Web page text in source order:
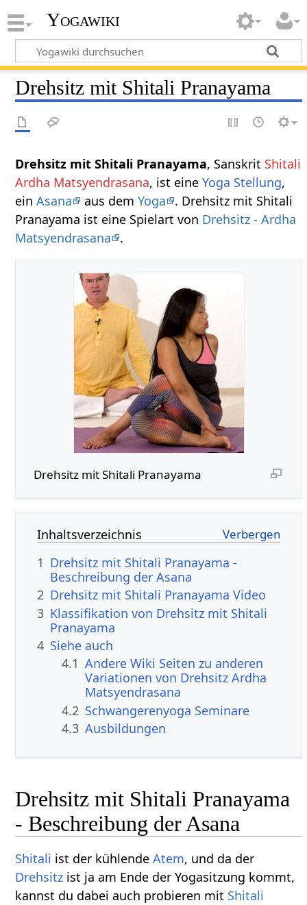
Yogawiki
Drehsitz mit Shitali Pranayama
Drehsitz mit Shitali Pranayama, Sanskrit Shitali
Ardha Matsyendrasana, ist eineYoga Stellung,
einAsana aus demYoga
. Drehsitz mit Shitali
Pranayama ist eine Spielart von Drehsitz - Ardha
Matsyendrasana
.
Drehsitz mit Shitali Pranayama
Inhaltsverzeichnis
1 Drehsitz mit Shitali Pranayama -
Beschreibung der Asana
2 Drehsitz mit Shitali Pranayama Video
3 Klassifikation von Drehsitz mit Shitali
Pranayama
4 Siehe auch
4.1 Andere Wiki Seiten zu anderen
Variationen von Drehsitz Ardha
Matsyendrasana
4.2 Schwangerenyoga Seminare
4.3 Ausbildungen
Drehsitz mit Shitali Pranayama
- Beschreibung der Asana
Shitali ist der kühlendeAtem, und da der
Drehsitz ist ja am Ende der Yogasitzung kommt,
kannst du dabei auch probieren mit Shitali